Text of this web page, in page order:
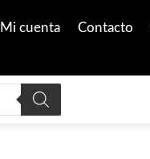
Mi cuenta Contacto